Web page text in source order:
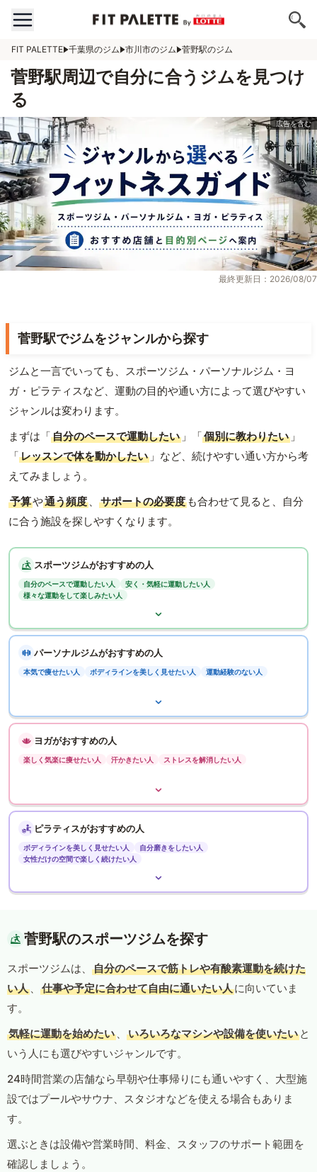
FIT PALETTE 千葉県のジム 市川市のジム 菅野駅のジム
菅野駅周辺で自分に合うジムを見つけ
る
最終更新日：2026/08/07
菅野駅でジムをジャンルから探す
ジムと一言でいっても、スポーツジム・パーソナルジム・ヨ
ガ・ピラティスなど、運動の目的や通い方によって選びやすい
ジャンルは変わります。
まずは「自分のペースで運動したい 」「個別に教わりたい 」
「レッスンで体を動かしたい 」など、続けやすい通い方から考
えてみましょう。
予算や通う頻度 、 サポートの必要度 も合わせて見ると、自分
に合う施設を探しやすくなります。
スポーツジムがおすすめの人
自分のペースで運動したい人
安く・気軽に運動したい人
様々な運動をして楽しみたい人
パーソナルジムがおすすめの人
本気で痩せたい人 ボディラインを美しく見せたい人 運動経験のない人
ヨガがおすすめの人
楽しく気楽に痩せたい人 汗かきたい人 ストレスを解消したい人
ピラティスがおすすめの人
ボディラインを美しく見せたい人
自分磨きをしたい人
女性だけの空間で楽しく続けたい人
菅野駅のスポーツジムを探す
スポーツジムは、
自分のペースで筋トレや有酸素運動を続けた
い人 、 仕事や予定に合わせて自由に通いたい人に向いていま
す。
気軽に運動を始めたい 、 いろいろなマシンや設備を使いたい と
いう人にも選びやすいジャンルです。
24時間営業の店舗なら早朝や仕事帰りにも通いやすく、大型施
設ではプールやサウナ、スタジオなどを使える場合もありま
す。
選ぶときは設備や営業時間、料金、スタッフのサポート範囲を
確認しましょう。